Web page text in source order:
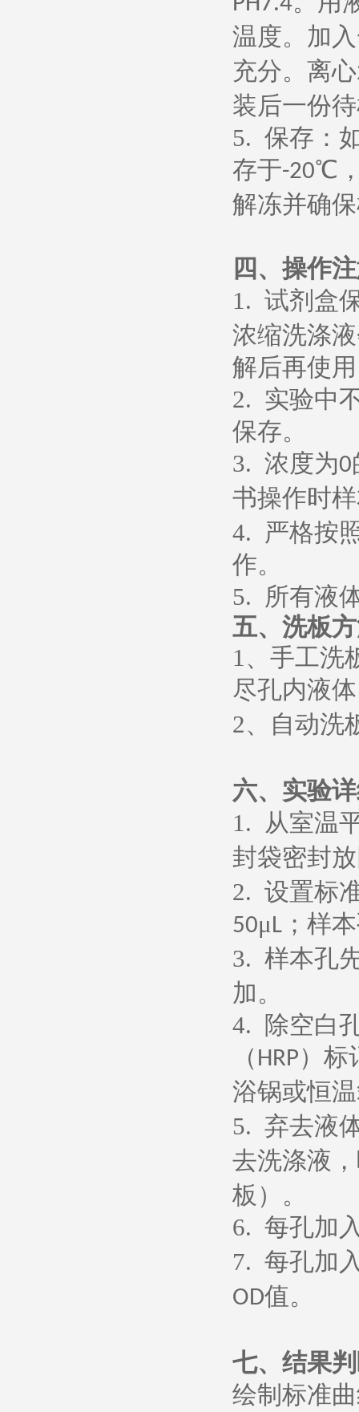
温度。加
充分。离心
装后一份
5. 保存：
存于-20℃
解冻并确
四、操作
1. 试剂盒
浓缩洗涤
解后再使
2. 实验中
保存。
3. 浓度为0
书操作时
4. 严格按
作。
5. 所有液
五、 洗板
1、 手工洗
尽孔内液
2、 自动洗
六、 实验
1. 从室温
封袋密封
2. 设置标
50μL ；样
3. 样本孔
加。
4. 除空白
（ HRP）标
浴锅或恒
5. 弃去液
去洗涤液
板）。
6. 每孔加
7. 每孔加
OD值。
七、 结果
绘制标准